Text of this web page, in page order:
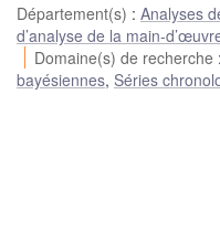
Département(s) : Analyses
d’analyse de la main-
Domaine(s) de recherche :
bayésiennes, Séries